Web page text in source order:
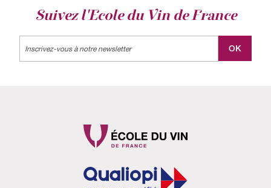
Suivez l'Ecole du Vin de France
OK